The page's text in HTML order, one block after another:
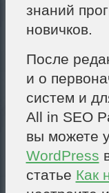
знаний
новичков.
После
и о
систем и
All in SEO
вы можете
WordPress
статье Как